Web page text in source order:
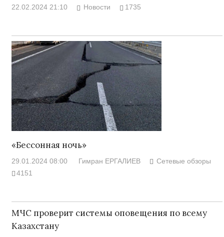
22.02.2024 21:10 Новости 1735
«Бессонная ночь»
29.01.2024 08:00 Гимран ЕРГАЛИЕВ
Сетевые обзоры
4151
МЧС проверит системы оповещения по всему
Казахстану